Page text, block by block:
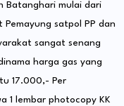
Batanghari mulai dari
Pemayung satpol PP dan
sangat senang
harga gas yang
17.000,- Per
1 lembar photocopy KK